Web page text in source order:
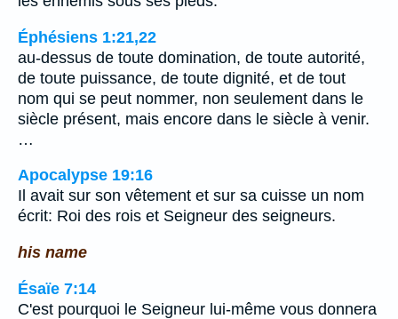
Éphésiens 1:21,22
au-dessus de toute domination, de toute autorité,
de toute puissance, de toute dignité, et de tout
nom qui se peut nommer, non seulement dans le
siècle présent, mais encore dans le siècle à venir.
…
Apocalypse 19:16
Il avait sur son vêtement et sur sa cuisse un nom
écrit: Roi des rois et Seigneur des seigneurs.
his name
Ésaïe 7:14
C'est pourquoi le Seigneur lui-même vous donnera